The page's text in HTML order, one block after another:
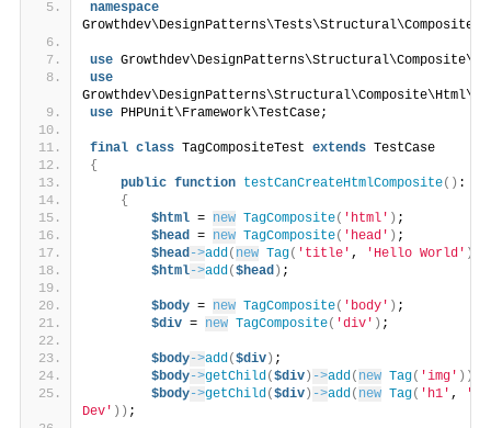
namespace
use
use
use PHPUnit\Framework\TestCase;
final class TagCompositeTest extends TestCase
{
public function testCanCreateHtmlComposite() :
{
$html = new TagComposite( 'html' ) ;
$head = new TagComposite( 'head' ) ;
$head->add( new Tag( 'title' , 'Hello World' ))
$html->add($head) ;
$body = new TagComposite( 'body' ) ;
$div = new TagComposite( 'div' ) ;
$body->add($div) ;
$body->getChild($div) ->add( new Tag( 'img' ))
$body->getChild($div) ->add( new Tag( 'h1' ,
Dev' )) ;